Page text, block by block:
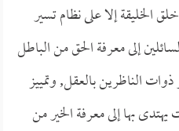
الخليقة إلا على نظام تسير
إلى معرفة الحق من الباطل
الناظرين بالعقل, وتمييز
بها إلى معرفة الخير من